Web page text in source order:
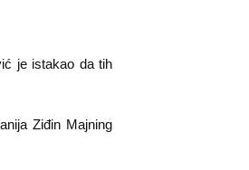
je istakao da tih
Ziđin Majning